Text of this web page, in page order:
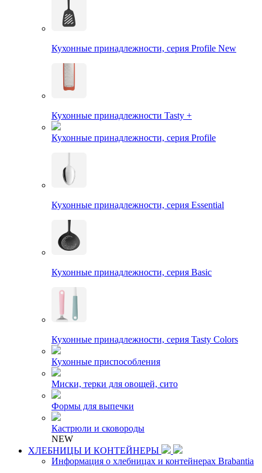
Кухонные принадлежности, серия Profile New
Кухонные принадлежности Tasty +
Кухонные принадлежности, серия Profile
Кухонные принадлежности, серия Essential
Кухонные принадлежности, серия Basic
Кухонные принадлежности, серия Tasty Colors
Кухонные приспособления
Миски, терки для овощей, сито
Формы для выпечки
Кастрюли и сковороды
NEW
ХЛЕБНИЦЫ И КОНТЕЙНЕРЫ
Информация о хлебницах и контейнерах Brabantia